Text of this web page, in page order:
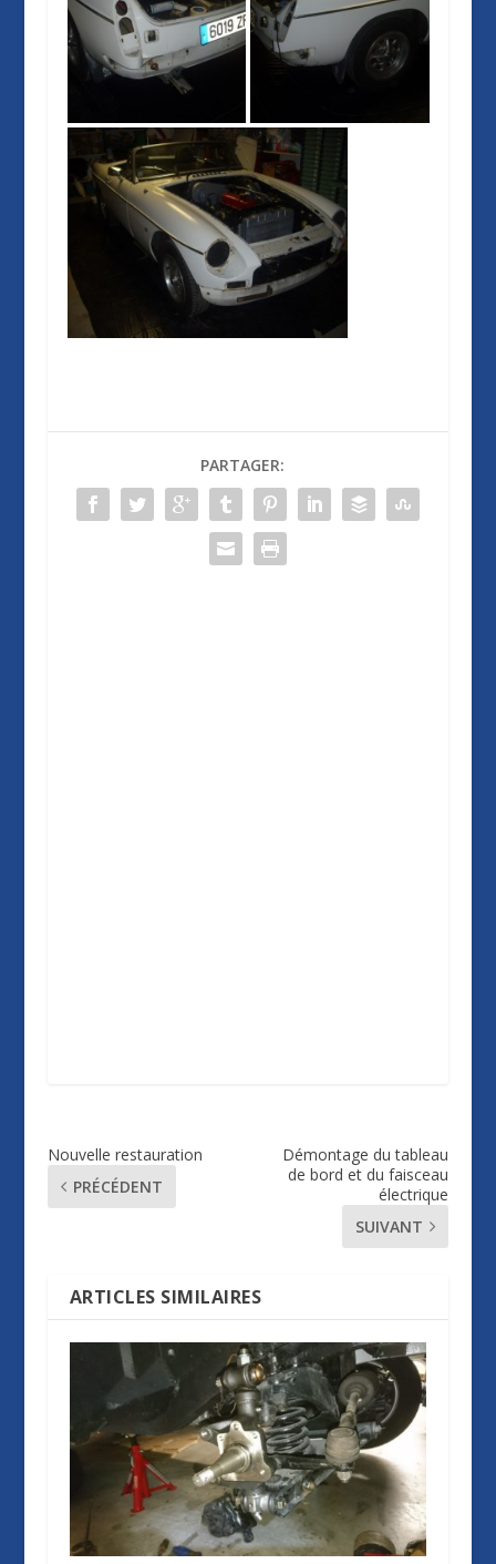
PARTAGER:
Nouvelle restauration
PRÉCÉDENT
Démontage du tableau
de bord et du faisceau
électrique
SUIVANT
ARTICLES SIMILAIRES